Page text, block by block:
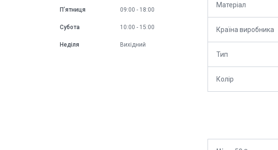
Матеріал
Країна виробника
Тип
Колір
Пʼятниця 09:00 18:00
Субота 10:00 15:00
Неділя Вихідний